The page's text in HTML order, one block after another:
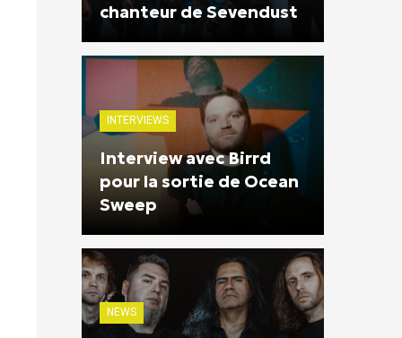
chanteur de Sevendust
INTERVIEWS
Interview avec Birrd
pour la sortie de Ocean
Sweep
NEWS